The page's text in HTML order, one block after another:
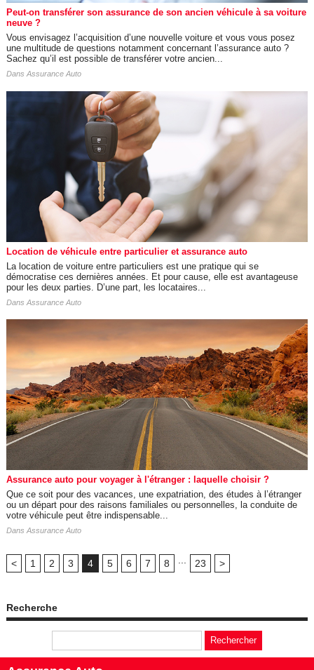
Peut-on transférer son assurance de son ancien véhicule à sa voiture
neuve ?
Vous envisagez l’acquisition d’une nouvelle voiture et vous vous posez
une multitude de questions notamment concernant l’assurance auto ?
Sachez qu’il est possible de transférer votre ancien...
DansAssurance Auto
Location de véhicule entre particulier et assurance auto
La location de voiture entre particuliers est une pratique qui se
démocratise ces dernières années. Et pour cause, elle est avantageuse
pour les deux parties. D’une part, les locataires...
Dans Assurance Auto
Assurance auto pour voyager à l'étranger : laquelle choisir ?
Que ce soit pour des vacances, une expatriation, des études à l’étranger
ou un départ pour des raisons familiales ou personnelles, la conduite de
votre véhicule peut être indispensable...
Dans Assurance Auto
< 1 2 3 4 5 6 7 8 23 >
Recherche